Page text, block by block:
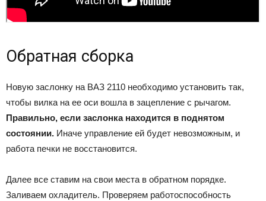
Обратная сборка
Новую заслонку на ВАЗ 2110 необходимо установить так,
чтобы вилка на ее оси вошла в зацепление с рычагом.
Правильно, если заслонка находится в поднятом
состоянии. Иначе управление ей будет невозможным, и
работа печки не восстановится.
Далее все ставим на свои места в обратном порядке.
Заливаем охладитель. Проверяем работоспособность